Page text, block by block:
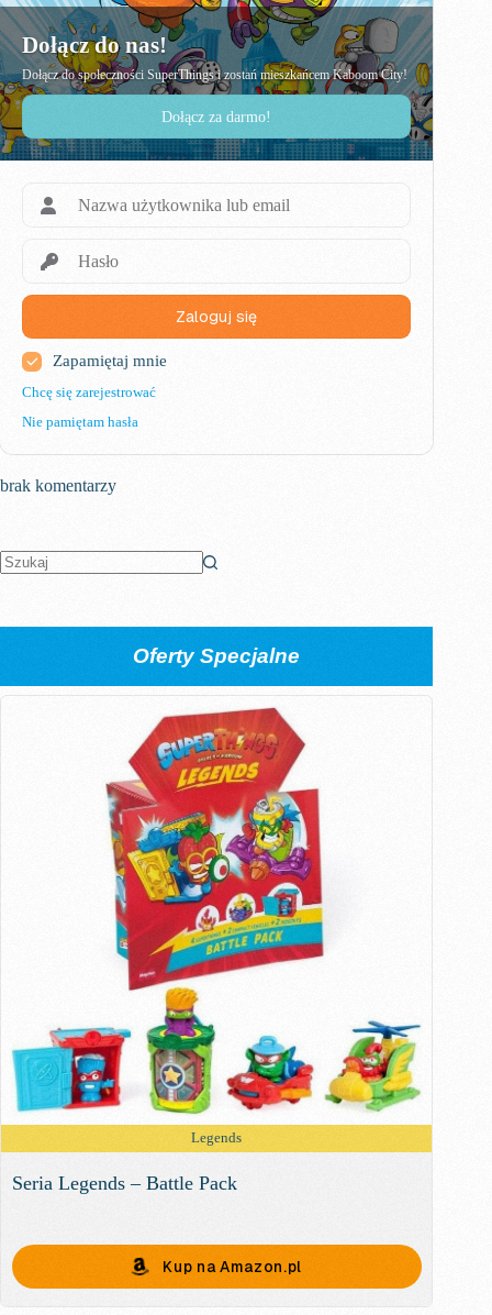
Dołącz do nas!
Dołącz do społeczności SuperThings i zostań mieszkańcem Kaboom City!
Dołącz za darmo!
Zaloguj się
Zapamiętaj mnie
Chcę się zarejestrować
Nie pamiętam hasła
brak komentarzy
Oferty Specjalne
Legends
Seria Legends – Battle Pack
Kup na Amazon.pl